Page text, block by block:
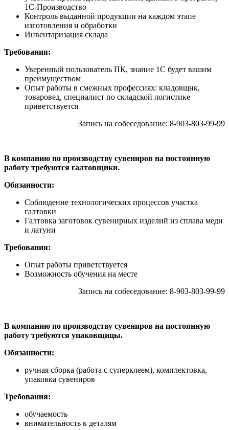
1С-Производство
Контроль выданной продукции на каждом этапе
изготовления и обработки
Инвентаризация склада
Требования:
Уверенный пользователь ПК, знание 1С будет вашим
преимуществом
Опыт работы в смежных профессиях: кладовщик,
товаровед, специалист по складской логистике
приветствуется
Запись на собеседование: 8-903-803-99-99
В компанию по производству сувениров на постоянную
работу требуются галтовщики.
Обязанности:
Соблюдение технологических процессов участка
галтовки
Галтовка заготовок сувенирных изделий из сплава меди
и латуни
Требования:
Опыт работы приветствуется
Возможность обучения на месте
Запись на собеседование: 8-903-803-99-99
В компанию по производству сувениров на постоянную
работу требуются упаковщицы.
Обязанности:
ручная сборка (работа с суперклеем), комплектовка,
упаковка сувениров
Требования:
обучаемость
внимательность к деталям